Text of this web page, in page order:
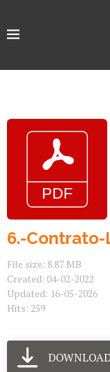
6.-Contrato-
File size: 8.87 MB
Created: 04-02-2022
Updated: 16-05-2026
Hits: 259